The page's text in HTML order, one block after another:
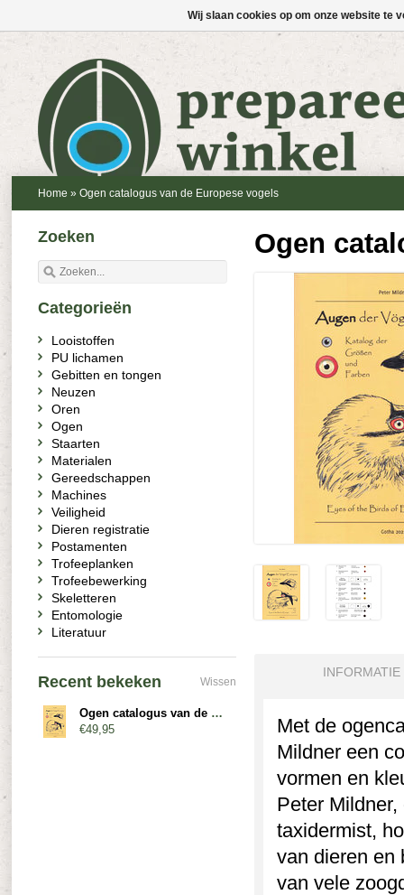
Home » Ogen catalogus van de Europese vogels
Ogen
INFORMATIE
Met de
Mildner een
vormen en
Peter
taxidermist,
van dieren en
van vele
Zoeken
Categorieën
Looistoffen
PU lichamen
Gebitten en tongen
Neuzen
Oren
Ogen
Staarten
Materialen
Gereedschappen
Machines
Veiligheid
Dieren registratie
Postamenten
Trofeeplanken
Trofeebewerking
Skeletteren
Entomologie
Literatuur
Recent bekeken Wissen
Ogen catalogus van de Europese vogels
€49,95
Wij slaan cookies op om onze website te